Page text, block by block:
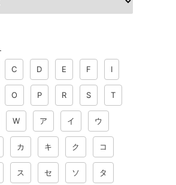
C D E F I
O P R S T
W ア イ ウ
カ キ ク コ
ス セ ソ タ